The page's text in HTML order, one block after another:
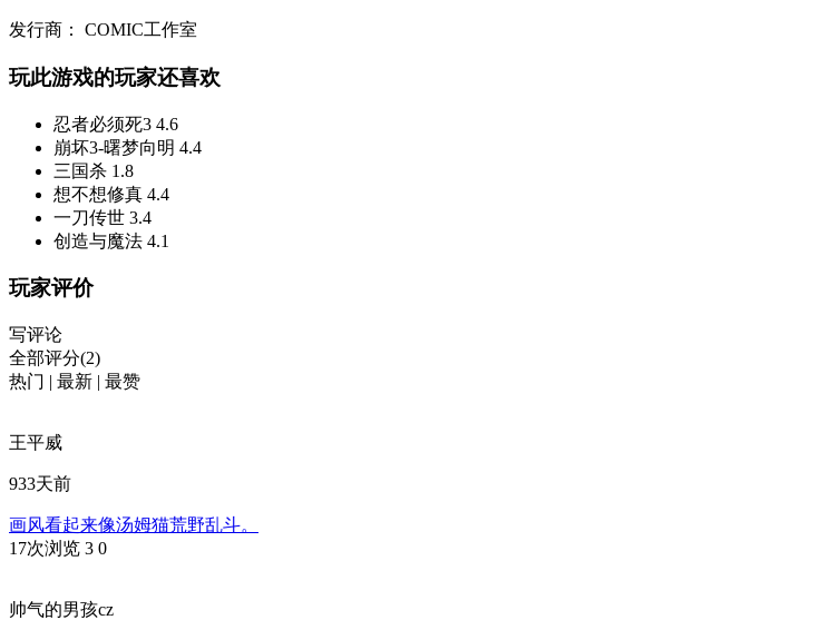
发行商： COMIC工作室
玩此游戏的玩家还喜欢
忍者必须死3 4.6
崩坏3-曙梦向明 4.4
三国杀 1.8
想不想修真 4.4
一刀传世 3.4
创造与魔法 4.1
玩家评价
写评论
全部评分(2)
热门 | 最新 | 最赞
王平威
933天前
画风看起来像汤姆猫荒野乱斗。
17次浏览 3 0
帅气的男孩cz